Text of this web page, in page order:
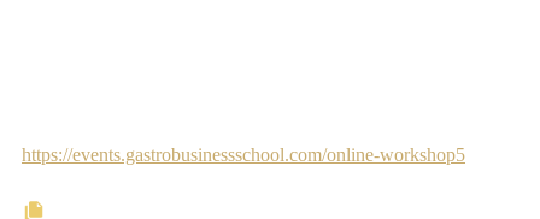
https://events.gastrobusinessschool.com/online-workshop5